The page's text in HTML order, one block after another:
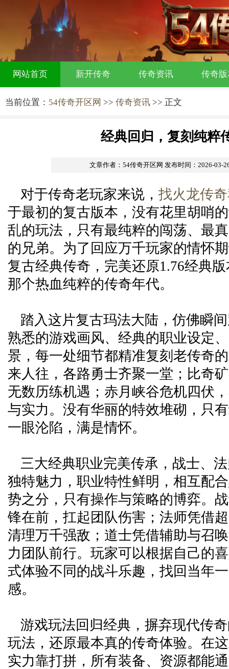
网站首页 新开传奇 传奇资讯 传奇
当前位置： 54传奇开区网 >> 传奇资讯 >> 正文
经典回归，复刻纯粹
文章作者：54传奇开区网 发布时间：2026-03-
对于传奇老玩家来说， 找火龙传
于最初的复古版本，没有花里胡哨
乱的玩法，只有最纯粹的闯荡、最
的兄弟。为了回应万千玩家的情怀
复古经典传奇，完美还原1.76经典
那个热血纯粹的传奇年代。
踏入这片复古玛法大陆，仿佛瞬
熟悉的游戏画风、经典的职业设定
景，每一处细节都精准复刻老传奇
来人往，各路勇士齐聚一堂；比奇
无数历练机遇；赤月峡谷危机四伏
与实力。没有华丽的特效堆砌，只
一眼沦陷，满是情怀。
三大经典职业完美传承，战士、
独特魅力，职业特性鲜明，相互配
势之分，只有操作与策略的博弈。
锋在前，扛起团队伤害；法师凭借
清理万千强敌；道士凭借辅助与召
力团队前行。玩家可以根据自己的
式体验不同的战斗乐趣，找回当年
感。
游戏玩法回归经典，摒弃现代传
玩法，还原最本真的传奇体验。在
实力靠打拼，所有装备、资源都能